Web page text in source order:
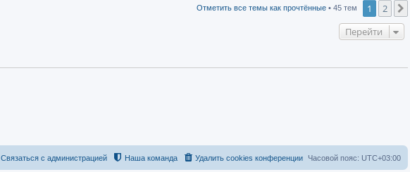
Отметить все темы как прочтённые • 45 тем 1 2
Перейти
Часовой пояс: UTC+03:00
Удалить cookies конференции
Наша команда
Связаться с администрацией